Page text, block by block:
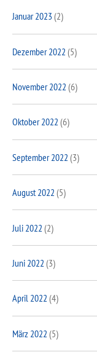
Januar 2023(2)
Dezember 2022 (5)
November 2022 (6)
Oktober 2022 (6)
September 2022 (3)
August 2022 (5)
Juli 2022 (2)
Juni 2022 (3)
April 2022 (4)
März 2022 (5)